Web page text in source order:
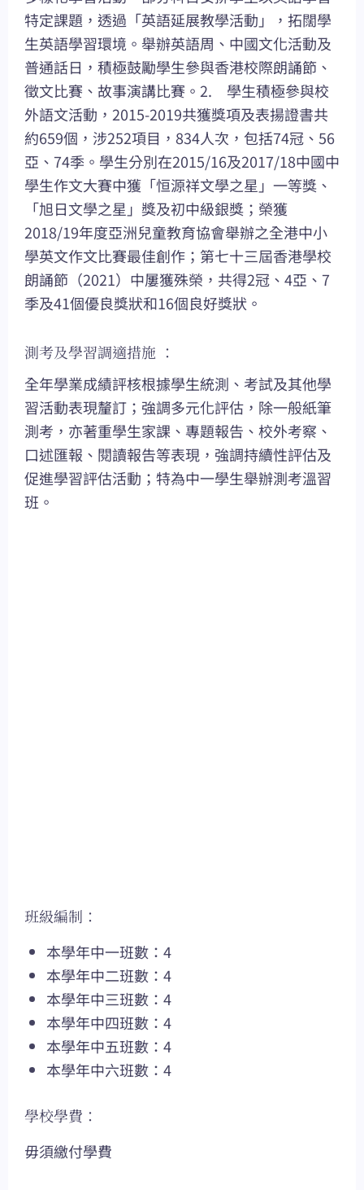
特定課題，透過「英語延展教學活動」，拓闊學
生英語學習環境。舉辦英語周、中國文化活動及
普通話日，積極鼓勵學生參與香港校際朗誦節、
徵文比賽、故事演講比賽。2. 學生積極參與校
外語文活動，2015-2019共獲獎項及表揚證書共
約659個，涉252項目，834人次，包括74冠、56
亞、74季。學生分別在2015/16及2017/18中國中
學生作文大賽中獲「恒源祥文學之星」一等獎、
「旭日文學之星」獎及初中級銀獎；榮獲
2018/19年度亞洲兒童教育協會舉辦之全港中小
學英文作文比賽最佳創作；第七十三屆香港學校
朗誦節（2021）中屢獲殊榮，共得2冠、4亞、7
季及41個優良獎狀和16個良好獎狀。
測考及學習調適措施 ：
全年學業成績評核根據學生統測、考試及其他學
習活動表現釐訂；強調多元化評估，除一般紙筆
測考，亦著重學生家課、專題報告、校外考察、
口述匯報、閱讀報告等表現，強調持續性評估及
促進學習評估活動；特為中一學生舉辦測考溫習
班。
班級編制：
本學年中一班數：4
本學年中二班數：4
本學年中三班數：4
本學年中四班數：4
本學年中五班數：4
本學年中六班數：4
學校學費：
毋須繳付學費